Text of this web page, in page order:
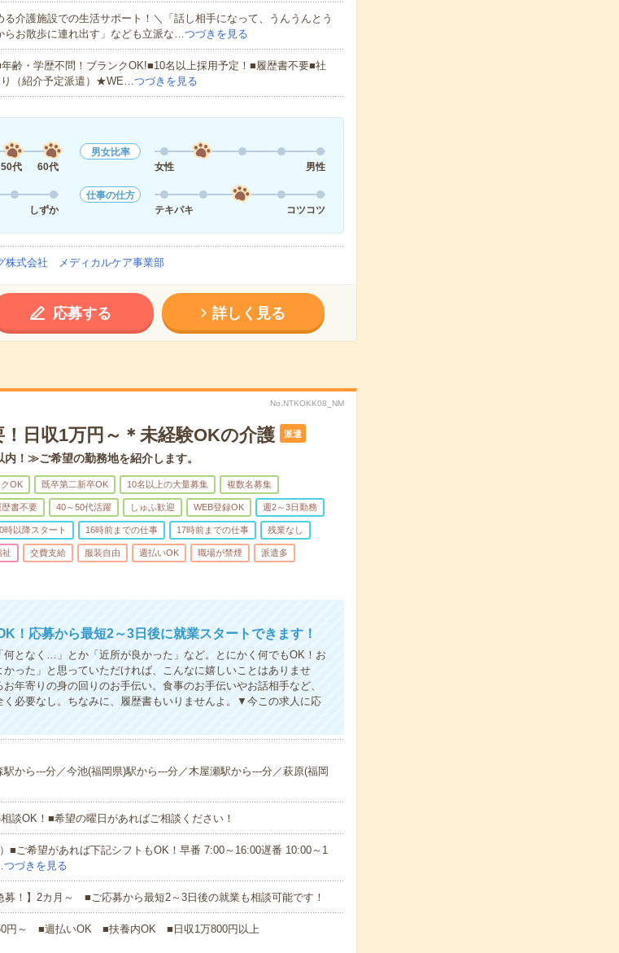
る介護施設での生活サポート！＼「話し相手になって、うんうんとう
らお散歩に連れ出す」なども立派な…つづきを見る
齢・学歴不問！ブランクOK!■10名以上採用予定！■履歴書不要■社
り（紹介予定派遣）★WE…つづきを見る
50代 60代
男女比率
女性
男性
しずか
仕事の仕方
テキパキ
コツコツ
株式会社 メディカルケア事業部
応募する 詳しく見る
No.NTKOKK08_NM
日収1万円～＊未経験OKの介護 派遣
！≫ご希望の勤務地を紹介します。
OK 既卒第二新卒OK 10名以上の大量募集 複数名募集
歴書不要 40～50代活躍 しゅふ歓迎 WEB登録OK 週2～3日勤務
時以降スタート 16時前までの仕事 17時前までの仕事 残業なし
祉 交費支給 服装自由 週払いOK 職場が禁煙 派遣多
！応募から最短2～3日後に就業スタートできます！
となく…」とか「近所が良かった」など。とにかく何でもOK！お
った」と思っていただければ、こんなに嬉しいことはありませ
年寄りの身の回りのお手伝い。食事のお手伝いやお話相手など、
必要なし。ちなみに、履歴書もいりませんよ。▼今この求人に応
から---分／今池(福岡県)駅から---分／木屋瀬駅から---分／萩原(福岡
談OK！■希望の曜日があればご相談ください！
■ご希望があれば下記シフトもOK！早番 7:00～16:00遅番 10:00～1
つづきを見る
募！】2カ月～ ■ご応募から最短2～3日後の就業も相談可能です！
円～ ■週払いOK ■扶養内OK ■日収1万800円以上